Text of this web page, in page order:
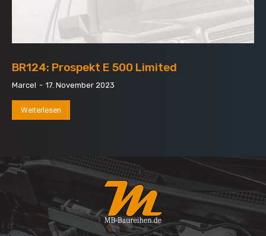
BR124: Prospekt E 500 Limited
Marcel - 17. November 2023
Weiterlesen